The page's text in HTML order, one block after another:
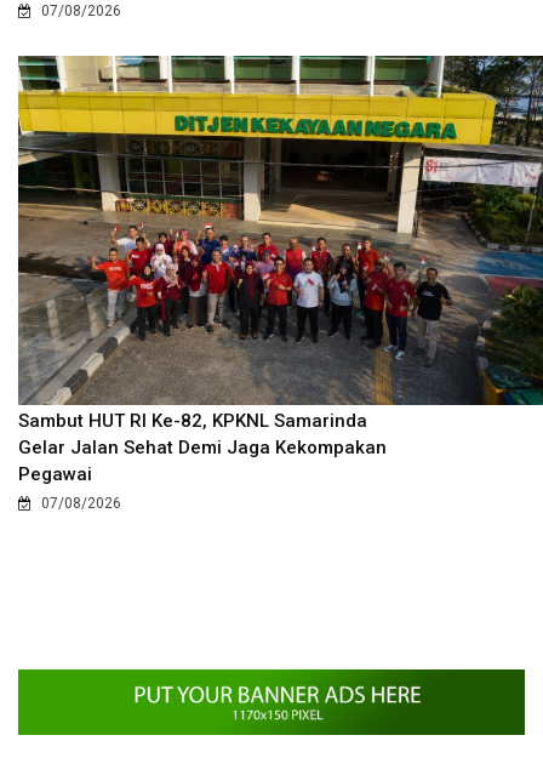
07/08/2026
Sambut HUT RI Ke-82, KPKNL Samarinda
Gelar Jalan Sehat Demi Jaga Kekompakan
Pegawai
07/08/2026